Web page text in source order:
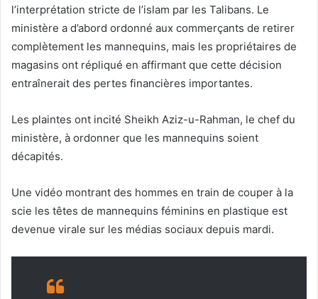
l’interprétation stricte de l’islam par les Talibans. Le
ministère a d’abord ordonné aux commerçants de retirer
complètement les mannequins, mais les propriétaires de
magasins ont répliqué en affirmant que cette décision
entraînerait des pertes financières importantes.
Les plaintes ont incité Sheikh Aziz-u-Rahman, le chef du
ministère, à ordonner que les mannequins soient
décapités.
Une vidéo montrant des hommes en train de couper à la
scie les têtes de mannequins féminins en plastique est
devenue virale sur les médias sociaux depuis mardi.